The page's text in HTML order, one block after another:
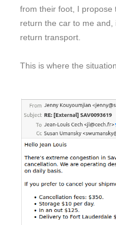
from their foot, I propose
return the car to me
return transport.
This is where the